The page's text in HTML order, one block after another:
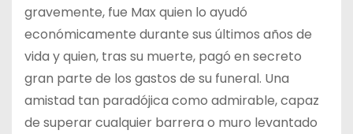
gravemente, fue Max quien lo ayudó
económicamente durante sus últimos años de
vida y quien, tras su muerte, pagó en secreto
gran parte de los gastos de su funeral. Una
amistad tan paradójica como admirable, capaz
de superar cualquier barrera o muro levantado